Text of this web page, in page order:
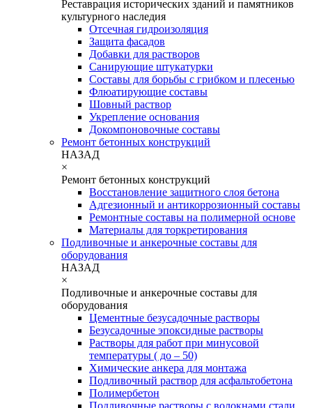
Реставрация исторических зданий и памятников
культурного наследия
Отсечная гидроизоляция
Защита фасадов
Добавки для растворов
Санирующие штукатурки
Составы для борьбы с грибком и плесенью
Флюатирующие составы
Шовный раствор
Укрепление основания
Докомпоновочные составы
Ремонт бетонных конструкций
НАЗАД
×
Ремонт бетонных конструкций
Восстановление защитного слоя бетона
Адгезионный и антикоррозионный составы
Ремонтные составы на полимерной основе
Материалы для торкретирования
Подливочные и анкерочные составы для
оборудования
НАЗАД
×
Подливочные и анкерочные составы для
оборудования
Цементные безусадочные растворы
Безусадочные эпоксидные растворы
Растворы для работ при минусовой
температуры ( до – 50)
Химические анкера для монтажа
Подливочный раствор для асфальтобетона
Полимербетон
Подливочные растворы с волокнами стали